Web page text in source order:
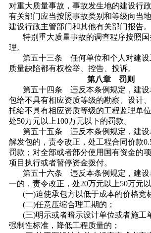
对重大质量事故，事故发生地的建设行
有关部门应当按照事故类别和等级向当
建设行政主管部门和其他有关部门报告。
特别重大质量事故的调查程序按照
理。
第五十三条 任何单位和个人对建设
质量缺陷都有权检举、控告、投诉。
第八章 罚则
第五十四条 违反本条例规定，建设
包给不具有相应资质等级的勘察、设计
托给不具有相应资质等级的工程监理单
处50万元以上100万元以下的罚款。
第五十五条 违反本条例规定，建设
解发包的，责令改正，处工程合同价款
罚款；对全部或者部分使用国有资金的
项目执行或者暂停资金拨付。
第五十六条 违反本条例规定，建设
一的，责令改正，处20万元以上50万元
(一)迫使承包方以低于成本的价格竞
(二)任意压缩合理工期的；
(三)明示或者暗示设计单位或者施工
强制性标准，降低工程质量的；